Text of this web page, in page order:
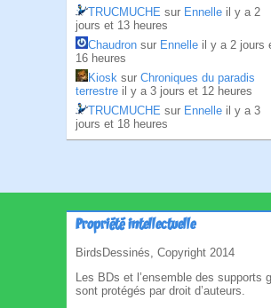
TRUCMUCHE sur Ennelle il y a 2
jours et 13 heures
Chaudron sur Ennelle il y a 2 jours
16 heures
Kiosk sur Chroniques du paradis
terrestre il y a 3 jours et 12 heures
TRUCMUCHE sur Ennelle il y a 3
jours et 18 heures
Propriété intellectuelle
BirdsDessinés, Copyright 2014
Les BDs et l’ensemble des supports
sont protégés par droit d’auteurs.